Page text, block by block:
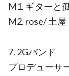
M1. ギターと
M2. rose/ 土屋
7. 2Gバンド
プロデューサ